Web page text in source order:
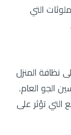
التي
نظافة المنزل
الجو العام.
التي تؤثر على